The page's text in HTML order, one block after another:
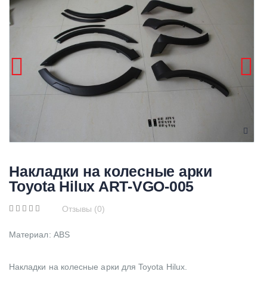
Накладки на колесные арки
Toyota Hilux ART-VGO-005
Отзывы (0)
Материал: ABS
Накладки на колесные арки для Toyota Hilux.